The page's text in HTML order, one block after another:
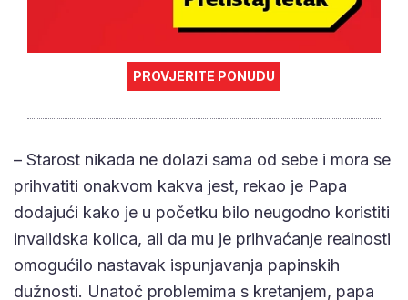
PROVJERITE PONUDU
– Starost nikada ne dolazi sama od sebe i mora se
prihvatiti onakvom kakva jest, rekao je Papa
dodajući kako je u početku bilo neugodno koristiti
invalidska kolica, ali da mu je prihvaćanje realnosti
omogućilo nastavak ispunjavanja papinskih
dužnosti. Unatoč problemima s kretanjem, papa